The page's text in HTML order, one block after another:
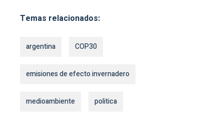
Temas relacionados:
argentina COP30
emisiones de efecto invernadero
medioambiente politica